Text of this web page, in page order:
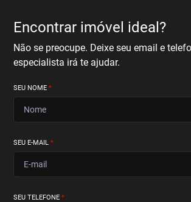
Encontrar imóvel ideal?
Não se preocupe. Deixe seu email e
especialista irá te ajudar.
SEU NOME*
SEU E-MAIL*
SEU TELEFONE*